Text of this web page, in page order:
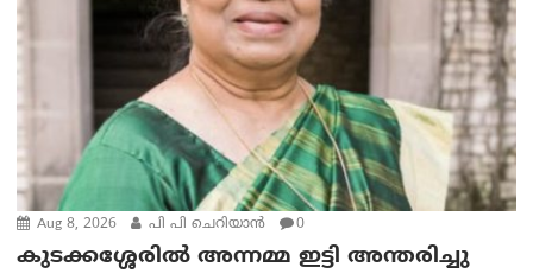
Aug 8, 2026 പി പി ചെറിയാൻ 0
കുടക്കശ്ശേരിൽ അന്നമ്മ ഇട്ടി അന്തരിച്ചു